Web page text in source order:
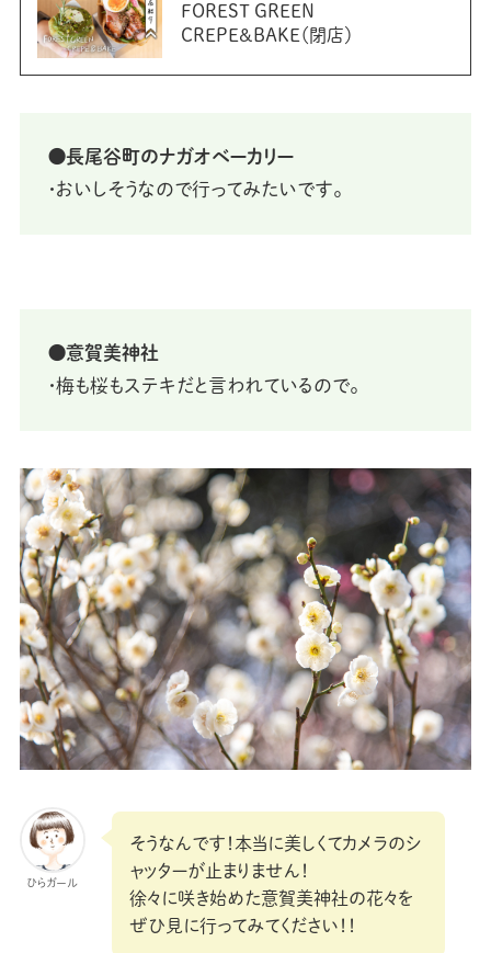
FOREST GREEN
CREPE&BAKE（閉店）
⚫長尾谷町のナガオベーカリー
・おいしそうなので行ってみたいです。
⚫意賀美神社
・梅も桜もステキだと言われているので。
ひらガール
そうなんです！本当に美しくてカメラのシ
ャッターが止まりません！
徐々に咲き始めた意賀美神社の花々を
ぜひ見に行ってみてください！！